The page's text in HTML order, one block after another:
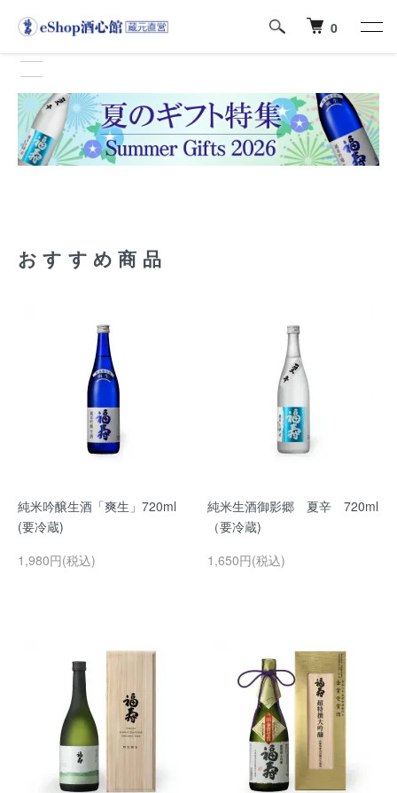
0
おすすめ商品
純米吟醸生酒「爽生」720ml
(要冷蔵)
1,980円(税込)
純米生酒御影郷 夏辛 720ml
（要冷蔵)
1,650円(税込)